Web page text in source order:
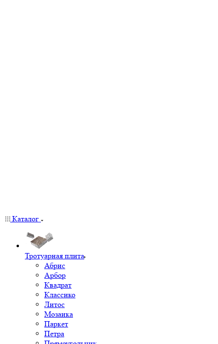
Каталог
Тротуарная плита
Абрис
Арбор
Квадрат
Классико
Литос
Мозаика
Паркет
Петра